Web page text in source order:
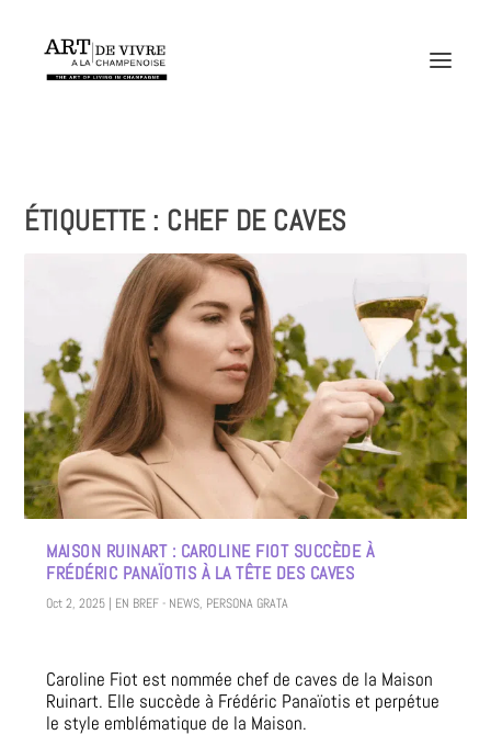
ÉTIQUETTE : CHEF DE CAVES
MAISON RUINART : CAROLINE FIOT SUCCÈDE À
FRÉDÉRIC PANAÏOTIS À LA TÊTE DES CAVES
Oct 2, 2025 | EN BREF - NEWS, PERSONA GRATA
Caroline Fiot est nommée chef de caves de la Maison
Ruinart. Elle succède à Frédéric Panaïotis et perpétue
le style emblématique de la Maison.